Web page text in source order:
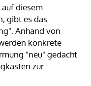
diesem
gibt es das
Anhand von
konkrete
"neu" gedacht
zur